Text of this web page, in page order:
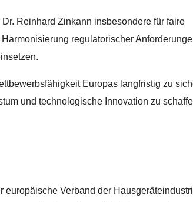
Reinhard Zinkann insbesondere für faire
regulatorischer
Europas langfristig zu
und technologische Innovation zu
Verband der